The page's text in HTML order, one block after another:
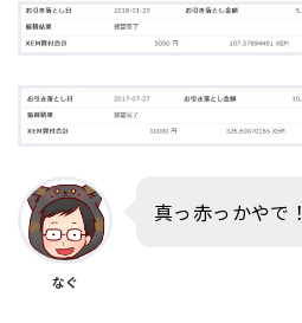
なぐ
真っ赤っかやで！